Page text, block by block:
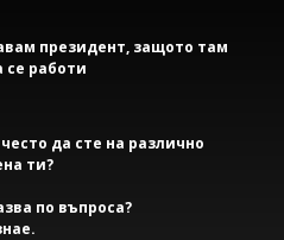
президент, защото там
се работи
да сте на различно
ти?
по въпроса?